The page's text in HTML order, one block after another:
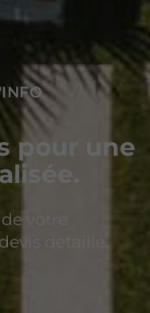
pour une
votre
détaillé.